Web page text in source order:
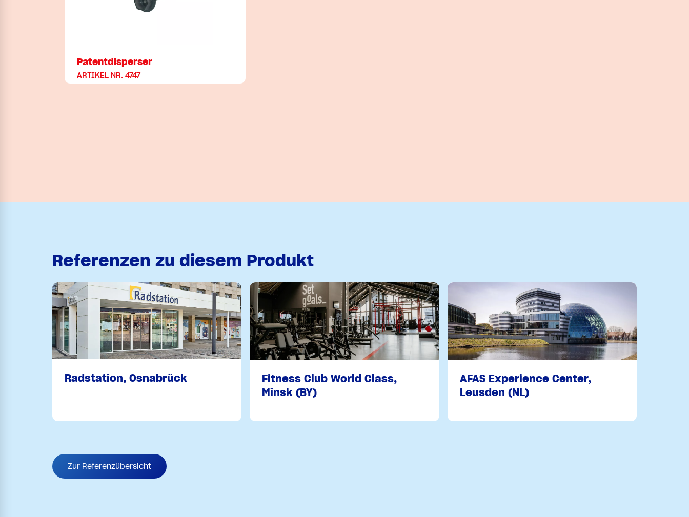
Patentdisperser
ARTIKEL NR. 4747
Referenzen zu diesem Produkt
Radstation, Osnabrück
Fitness Club World Class,
Minsk (BY)
AFAS Experience Center,
Leusden (NL)
Zur Referenzübersicht